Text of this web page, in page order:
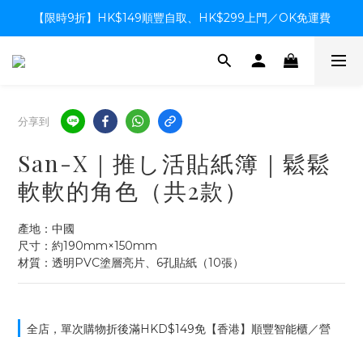
【限時9折】HK$149順豐自取、HK$299上門／OK免運費
【限時9折】HK$149順豐自取、HK$299上門／OK免運費
支付系統升級中，暫停信用卡支付至8月中，造成不便感謝諒解
分享到
San-X｜推し活貼紙簿｜鬆鬆
軟軟的角色（共2款）
產地：中國
尺寸：約190mm×150mm
材質：透明PVC塗層亮片、6孔貼紙（10張）
全店，單次購物折後滿HKD$149免【香港】順豐智能櫃／營